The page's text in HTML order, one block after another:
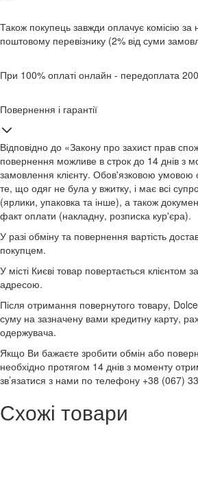
Також покупець завжди оплачує комісію за
поштовому перевізнику (2% від суми
При 100% оплаті онлайн - передоплата
Повернення і гарантії
Відповідно до «Закону про захист прав
повернення можливе в строк до 14 днів з
замовлення клієнту. Обов'язковою умовою
те, що одяг не була у вжитку, і має всі
(ярлики, упаковка та інше), а також
факт оплати (накладну, розписка кур'єра).
У разі обміну та повернення вартість
покупцем.
У місті Києві товар повертається клієнтом
адресою.
Після отримання повернутого товару,
суму на зазначену вами кредитну карту,
одержувача.
Якщо Ви бажаєте зробити обмін або
необхідно протягом 14 днів з моменту
зв’язатися з нами по телефону +38 (067)
Схожі товари